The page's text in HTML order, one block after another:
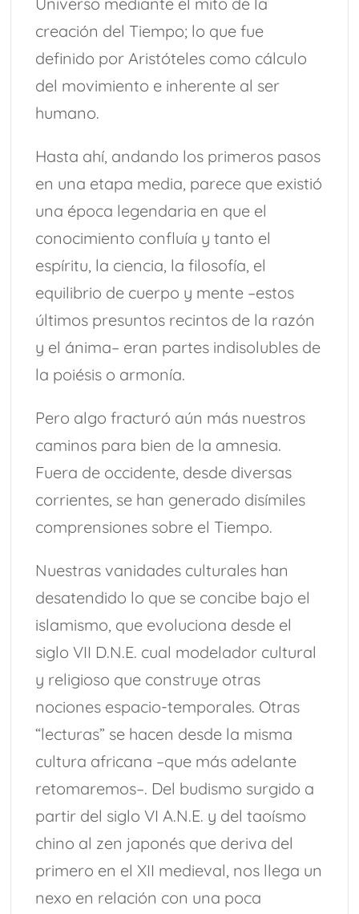
creación del Tiempo; lo que fue
definido por Aristóteles como cálculo
del movimiento e inherente al ser
humano.
Hasta ahí, andando los primeros pasos
en una etapa media, parece que existió
una época legendaria en que el
conocimiento confluía y tanto el
espíritu, la ciencia, la filosofía, el
equilibrio de cuerpo y mente –estos
últimos presuntos recintos de la razón
y el ánima– eran partes indisolubles de
la poiésis o armonía.
Pero algo fracturó aún más nuestros
caminos para bien de la amnesia.
Fuera de occidente, desde diversas
corrientes, se han generado disímiles
comprensiones sobre el Tiempo.
Nuestras vanidades culturales han
desatendido lo que se concibe bajo el
islamismo, que evoluciona desde el
siglo VII D.N.E. cual modelador cultural
y religioso que construye otras
nociones espacio-temporales. Otras
“lecturas” se hacen desde la misma
cultura africana –que más adelante
retomaremos–. Del budismo surgido a
partir del siglo VI A.N.E. y del taoísmo
chino al zen japonés que deriva del
primero en el XII medieval, nos llega un
nexo en relación con una poca